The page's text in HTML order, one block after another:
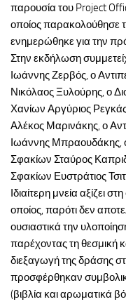
παρουσία του Project
οποίος παρακολούθησε
ενημερώθηκε για την
Στην εκδήλωση
Ιωάννης Ζερβός, ο
Νικόλαος Ξυλούρης, ο
Χανίων Αργύριος
Αλέκος Μαρινάκης, ο
Ιωάννης Μπραουδάκης,
Σφακίων Σταύρος
Σφακίων Ευστράτιος
Ιδιαίτερη μνεία αξίζει
οποίος, παρότι δεν
ουσιαστικά την
παρέχοντας τη θεσμική
διεξαγωγή της δράσης
προσφέρθηκαν
(βιβλία και αρωματικά